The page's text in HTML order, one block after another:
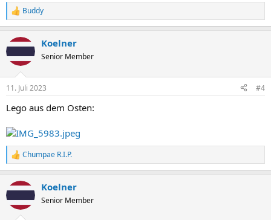
R
e
k
i
e
:
Buddy
Koelner
Senior Member
11. Juli 2023 #4
Lego aus dem Osten:
R
e
k
i
Chumpae R.I.P.
Koelner
Senior Member